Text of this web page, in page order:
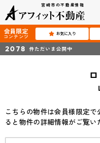
宮崎市の不動産情報
会員限定
コンテンツ お気に入り
2078 件ただいま公開中
こちらの物件は会員様限定
ると物件の詳細情報がご覧い